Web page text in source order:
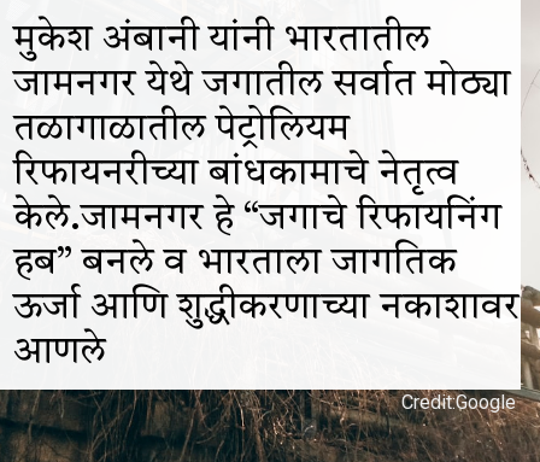
Credit:Google
मुकेश अंबानी यांनी भारतातील
जामनगर येथे जगातील सर्वात मोठ्या
तळागाळातील पेट्रोलियम
रिफायनरीच्या बांधकामाचे नेतृत्व
केले.जामनगर हे “जगाचे रिफायनिंग
हब” बनले व भारताला जागतिक
ऊर्जा आणि शुद्धीकरणाच्या नकाशावर
आणले